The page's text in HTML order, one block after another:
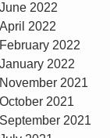
June 2022
April 2022
February 2022
January 2022
November 2021
October 2021
September 2021